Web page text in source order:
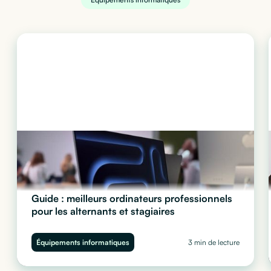
Guide : meilleurs ordinateurs professionnels
pour les alternants et stagiaires
Quel ordinateur choisir pour vos stagiaires et alternants ?
Performance, sécurité et budget : découvrez notre guide complet
pour équiper vos juniors sans impacter votre trésorerie.
Équipements informatiques 3 min de lecture